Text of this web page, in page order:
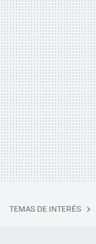
TEMAS DE INTERÉS